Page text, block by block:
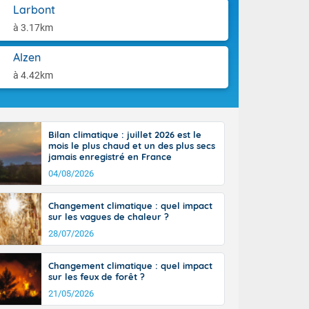
Larbont
à 3.17km
Alzen
à 4.42km
moins
25 à 30
35 degrés
jusque
la Corse.
Pyrénées,
marge de
de la
En soirée,
sur
22 à 24,
sur le
hors côtes
38 ou 39
Bilan climatique : juillet 2026 est le
mois le plus chaud et un des plus secs
jamais enregistré en France
04/08/2026
Changement climatique : quel impact
sur les vagues de chaleur ?
28/07/2026
Changement climatique : quel impact
sur les feux de forêt ?
21/05/2026